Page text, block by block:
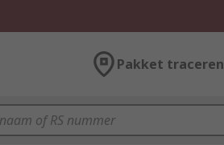
Pakket traceren